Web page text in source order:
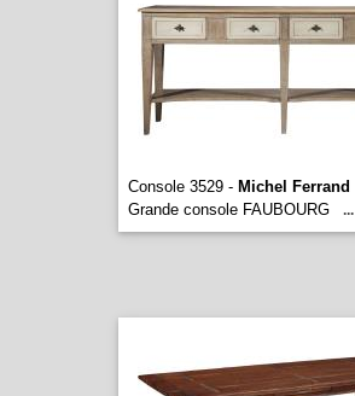
Console 3529 - Michel Ferrand
Grande console FAUBOURG
...